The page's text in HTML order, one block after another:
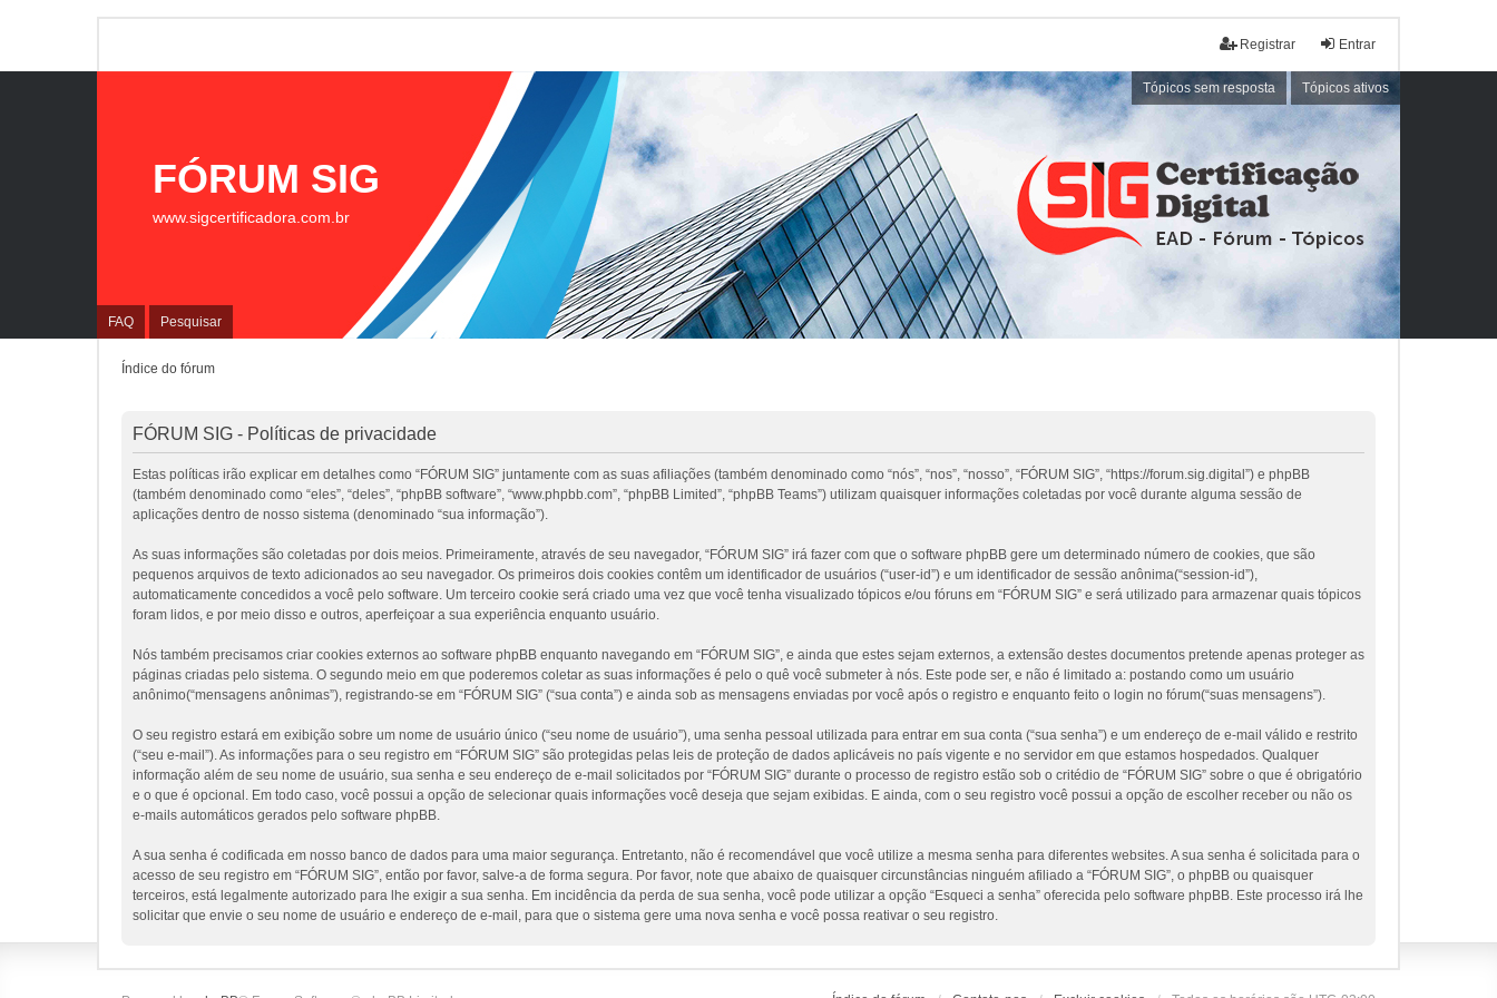
Entrar
Registrar
Tópicos sem resposta Tópicos ativos
FAQ Pesquisar
FÓRUM SIG
www.sigcertificadora.com.br
Índice do fórum
FÓRUM SIG - Políticas de privacidade
Estas políticas irão explicar em detalhes como “FÓRUM SIG” juntamente com as suas afiliações (também denominado como “nós”, “nos”, “nosso”, “FÓRUM SIG”, “https://forum.sig.digital”) e phpBB
(também denominado como “eles”, “deles”, “phpBB software”, “www.phpbb.com”, “phpBB Limited”, “phpBB Teams”) utilizam quaisquer informações coletadas por você durante alguma sessão de
aplicações dentro de nosso sistema (denominado “sua informação”).
As suas informações são coletadas por dois meios. Primeiramente, através de seu navegador, “FÓRUM SIG” irá fazer com que o software phpBB gere um determinado número de cookies, que são
pequenos arquivos de texto adicionados ao seu navegador. Os primeiros dois cookies contêm um identificador de usuários (“user-id”) e um identificador de sessão anônima(“session-id”),
automaticamente concedidos a você pelo software. Um terceiro cookie será criado uma vez que você tenha visualizado tópicos e/ou fóruns em “FÓRUM SIG” e será utilizado para armazenar quais tópicos
foram lidos, e por meio disso e outros, aperfeiçoar a sua experiência enquanto usuário.
Nós também precisamos criar cookies externos ao software phpBB enquanto navegando em “FÓRUM SIG”, e ainda que estes sejam externos, a extensão destes documentos pretende apenas proteger as
páginas criadas pelo sistema. O segundo meio em que poderemos coletar as suas informações é pelo o quê você submeter à nós. Este pode ser, e não é limitado a: postando como um usuário
anônimo(“mensagens anônimas”), registrando-se em “FÓRUM SIG” (“sua conta”) e ainda sob as mensagens enviadas por você após o registro e enquanto feito o login no fórum(“suas mensagens”).
O seu registro estará em exibição sobre um nome de usuário único (“seu nome de usuário”), uma senha pessoal utilizada para entrar em sua conta (“sua senha”) e um endereço de e-mail válido e restrito
(“seu e-mail”). As informações para o seu registro em “FÓRUM SIG” são protegidas pelas leis de proteção de dados aplicáveis no país vigente e no servidor em que estamos hospedados. Qualquer
informação além de seu nome de usuário, sua senha e seu endereço de e-mail solicitados por “FÓRUM SIG” durante o processo de registro estão sob o critédio de “FÓRUM SIG” sobre o que é obrigatório
e o que é opcional. Em todo caso, você possui a opção de selecionar quais informações você deseja que sejam exibidas. E ainda, com o seu registro você possui a opção de escolher receber ou não os
e-mails automáticos gerados pelo software phpBB.
A sua senha é codificada em nosso banco de dados para uma maior segurança. Entretanto, não é recomendável que você utilize a mesma senha para diferentes websites. A sua senha é solicitada para o
acesso de seu registro em “FÓRUM SIG”, então por favor, salve-a de forma segura. Por favor, note que abaixo de quaisquer circunstâncias ninguém afiliado a “FÓRUM SIG”, o phpBB ou quaisquer
terceiros, está legalmente autorizado para lhe exigir a sua senha. Em incidência da perda de sua senha, você pode utilizar a opção “Esqueci a senha” oferecida pelo software phpBB. Este processo irá lhe
solicitar que envie o seu nome de usuário e endereço de e-mail, para que o sistema gere uma nova senha e você possa reativar o seu registro.